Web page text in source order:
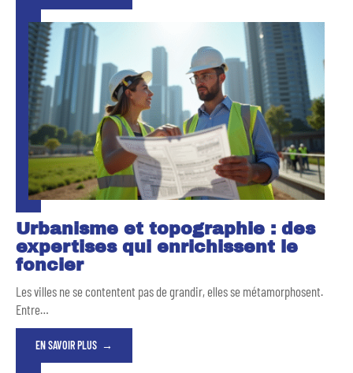
Urbanisme et topographie : des
expertises qui enrichissent le
foncier
Les villes ne se contentent pas de grandir, elles se métamorphosent.
Entre…
EN SAVOIR PLUS